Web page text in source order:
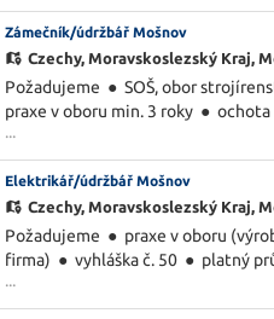
ženy Požadujeme: ●
manuální zručnost ● ochota
směnném provozu Nabízíme: ●
výši až 4500 Kč ● docházkový
až 183
Zámečník/údržbář Mošnov
Czechy,Moravskoslezský Kraj,
Požadujeme ● SOŠ, obor
praxe v oboru min. 3 roky ● ochota
v nepřetržitém provoze (12hod.) ●
pracovat pod tlakem, učit se nové
dovednosti ● manuální zručnost,
samostatnost Výhodou, nikoliv
průkaz na VZV, svářečské zkoušky,
jeřábnický/vazačský průka
...
Elektrikář/údržbář Mošnov
Czechy,Moravskoslezský Kraj,
Požadujeme ● praxe v oboru
firma) ● vyhláška č. 50 ● platný
výhodou, nikoliv podmínkou
odpovídající mzda dle zkušeností
...